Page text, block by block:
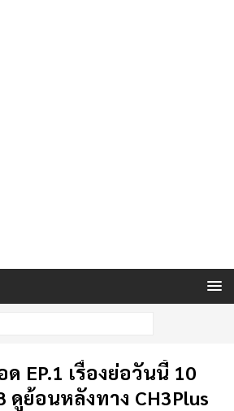
EP.1 เรื่องย่อวันนี้ 10
ดูย้อนหลังทาง CH3Plus